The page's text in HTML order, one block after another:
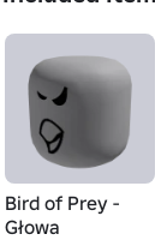
Bird of Prey -
Głowa